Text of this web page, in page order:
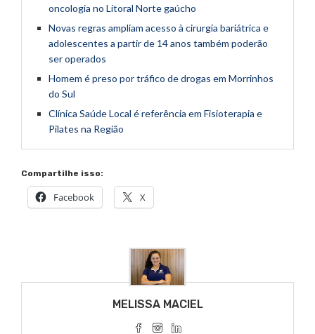
oncologia no Litoral Norte gaúcho
Novas regras ampliam acesso à cirurgia bariátrica e
adolescentes a partir de 14 anos também poderão
ser operados
Homem é preso por tráfico de drogas em Morrinhos
do Sul
Clínica Saúde Local é referência em Fisioterapia e
Pilates na Região
Compartilhe isso:
Facebook X
MELISSA MACIEL